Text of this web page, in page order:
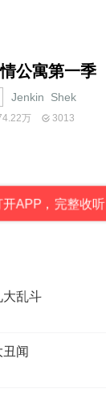
公寓第一季
Jenkin_Shek
万 3013
开APP，完整收听
大乱斗
闻